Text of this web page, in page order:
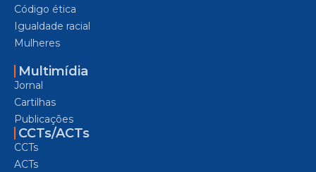
Código ética
Igualdade racial
Mulheres
Multimídia
Jornal
Cartilhas
Publicações
CCTs/ACTs
CCTs
ACTs